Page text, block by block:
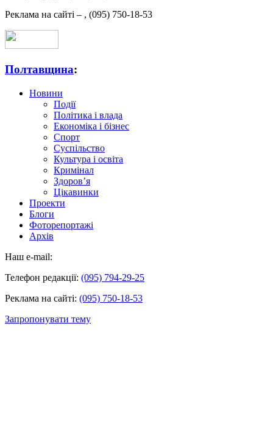
Реклама на сайті – , (095) 750-18-53
Полтавщина:
Новини
Події
Політика і влада
Економіка і бізнес
Спорт
Суспільство
Культура і освіта
Кримінал
Здоров’я
Цікавинки
Проекти
Блоги
Фоторепортажі
Архів
Наш e-mail:
Телефон редакції: (095) 794-29-25
Реклама на сайті: (095) 750-18-53
Запропонувати тему